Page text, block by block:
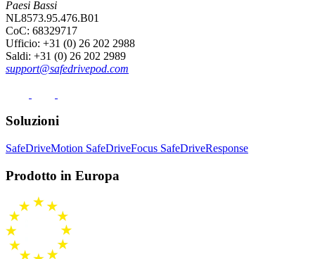
Paesi Bassi
NL8573.95.476.B01
CoC: 68329717
Ufficio: +31 (0) 26 202 2988
Saldi: +31 (0) 26 202 2989
support@safedrivepod.com
Soluzioni
SafeDriveMotion SafeDriveFocus SafeDriveResponse
Prodotto in Europa